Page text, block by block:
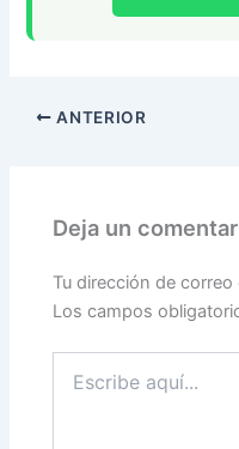
ANTERIOR
Deja un
Tu dirección de
Los campos
aquí...